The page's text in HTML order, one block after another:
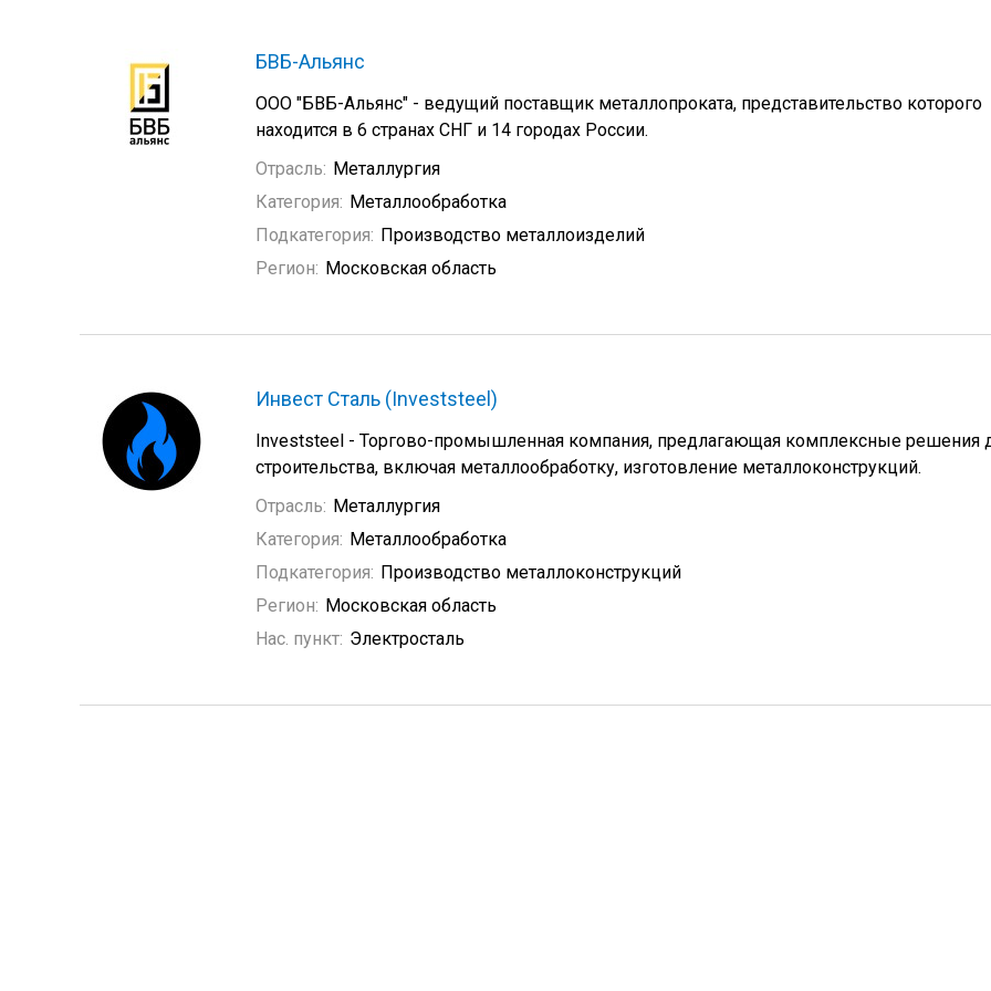
БВБ-Альянс
ООО "БВБ-Альянс" - ведущий поставщик металлопроката, представительство которого
находится в 6 странах СНГ и 14 городах России.
Отрасль: Металлургия
Категория: Металлообработка
Подкатегория: Производство металлоизделий
Регион: Московская область
Инвест Сталь (Investsteel)
Investsteel - Торгово-промышленная компания, предлагающая комплексные решения
строительства, включая металлообработку, изготовление металлоконструкций.
Отрасль: Металлургия
Категория: Металлообработка
Подкатегория: Производство металлоконструкций
Регион: Московская область
Нас. пункт: Электросталь